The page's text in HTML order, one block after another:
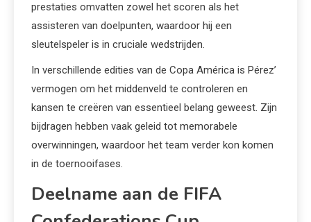
prestaties omvatten zowel het scoren als het
assisteren van doelpunten, waardoor hij een
sleutelspeler is in cruciale wedstrijden.
In verschillende edities van de Copa América is Pérez’
vermogen om het middenveld te controleren en
kansen te creëren van essentieel belang geweest. Zijn
bijdragen hebben vaak geleid tot memorabele
overwinningen, waardoor het team verder kon komen
in de toernooifases.
Deelname aan de FIFA